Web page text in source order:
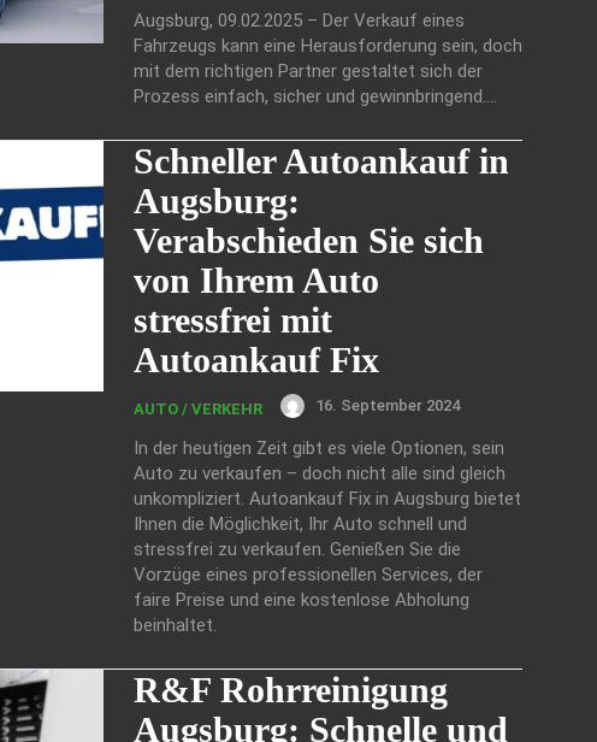
Augsburg, 09.02.2025 – Der Verkauf eines
Fahrzeugs kann eine Herausforderung sein, doch
mit dem richtigen Partner gestaltet sich der
Prozess einfach, sicher und gewinnbringend....
Schneller Autoankauf in
Augsburg:
Verabschieden Sie sich
von Ihrem Auto
stressfrei mit
Autoankauf Fix
AUTO / VERKEHR 16. September 2024
In der heutigen Zeit gibt es viele Optionen, sein
Auto zu verkaufen – doch nicht alle sind gleich
unkompliziert. Autoankauf Fix in Augsburg bietet
Ihnen die Möglichkeit, Ihr Auto schnell und
stressfrei zu verkaufen. Genießen Sie die
Vorzüge eines professionellen Services, der
faire Preise und eine kostenlose Abholung
beinhaltet.
R&F Rohrreinigung
Augsburg: Schnelle und